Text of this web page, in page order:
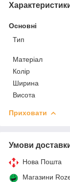
Основні
Тип
Матеріал
Колір
Ширина
Висота
Приховати
Умови
Нова Пошта
Магазини